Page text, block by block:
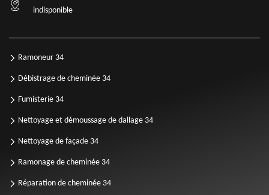
indisponible
Ramoneur 34
Débistrage de cheminée 34
Fumisterie 34
Nettoyage et démoussage de dallage 34
Nettoyage de façade 34
Ramonage de cheminée 34
Réparation de cheminée 34